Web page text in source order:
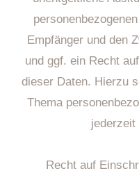
Empfänger und den
und ggf. ein Recht
dieser Daten. Hierzu
Thema
jederzeit
Recht auf